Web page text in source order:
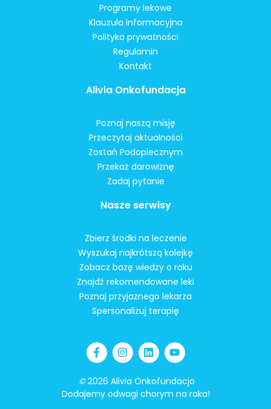
Programy lekowe
Klauzula informacyjna
Polityka prywatności
Regulamin
Kontakt
Alivia Onkofundacja
Poznaj naszą misję
Przeczytaj aktualności
Zostań Podopiecznym
Przekaż darowiznę
Zadaj pytanie
Nasze serwisy
Zbierz środki na leczenie
Wyszukaj najkrótszą kolejkę
Zobacz bazę wiedzy o raku
Znajdź rekomendowane leki
Poznaj przyjaznego lekarza
Spersonalizuj terapię
©2026 Alivia Onkofundacja
Dodajemy odwagi chorym na raka!